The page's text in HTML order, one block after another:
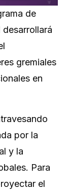
de
gremiales
en
por la
y la
Para
el